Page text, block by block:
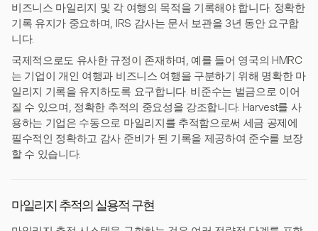
비즈니스 마일리지 및 각 여행의 목적을 기록해야 합니다. 정확한
기록 유지가 중요하며, IRS 감사는 문서 보관을 3년 동안 요구합
니다.
국제적으로도 유사한 규정이 존재하며, 예를 들어 영국의 HMRC
는 기업이 개인 여행과 비즈니스 여행을 구분하기 위해 명확한 마
일리지 기록을 유지하도록 요구합니다. 비준수는 벌금으로 이어
질 수 있으며, 정확한 추적의 중요성을 강조합니다. Harvest를 사
용하는 기업은 수동으로 마일리지를 추적함으로써 세금 공제에
필수적인 정확하고 감사 준비가 된 기록을 제공하여 준수를 보장
할 수 있습니다.
마일리지 추적의 실용적 구현